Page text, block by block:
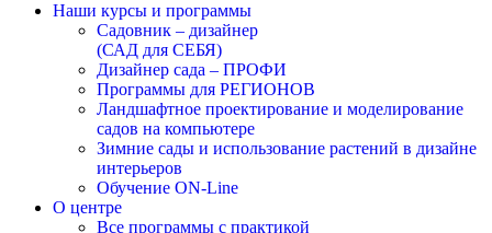
Наши курсы и программы
Садовник – дизайнер
(САД для СЕБЯ)
Дизайнер сада – ПРОФИ
Программы для РЕГИОНОВ
Ландшафтное проектирование и моделирование
садов на компьютере
Зимние сады и использование растений в дизайне
интерьеров
Обучение ON-Line
О центре
Все программы с практикой